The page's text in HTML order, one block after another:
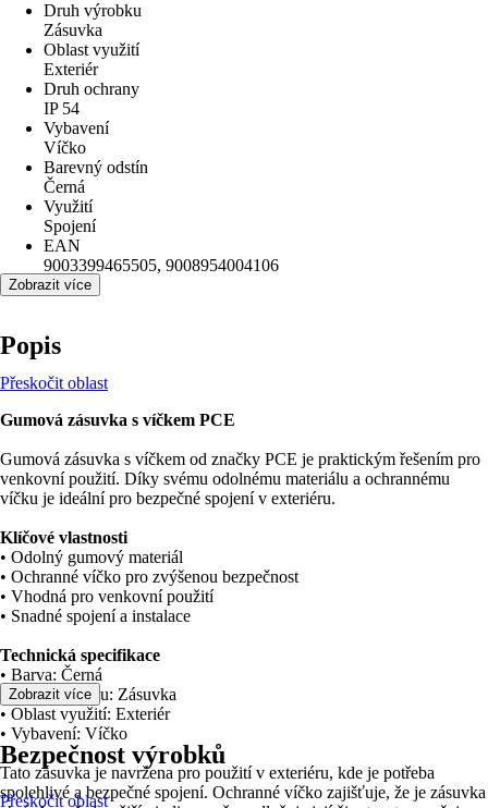
Druh výrobku
Zásuvka
Oblast využití
Exteriér
Druh ochrany
IP 54
Vybavení
Víčko
Barevný odstín
Černá
Využití
Spojení
EAN
9003399465505, 9008954004106
Zobrazit více
Popis
Přeskočit oblast
Gumová zásuvka s víčkem PCE
Gumová zásuvka s víčkem od značky PCE je praktickým řešením pro
venkovní použití. Díky svému odolnému materiálu a ochrannému
víčku je ideální pro bezpečné spojení v exteriéru.
Klíčové vlastnosti
• Odolný gumový materiál
• Ochranné víčko pro zvýšenou bezpečnost
• Vhodná pro venkovní použití
• Snadné spojení a instalace
Technická specifikace
• Barva: Černá
• Druh výrobku: Zásuvka
• Oblast využití: Exteriér
• Vybavení: Víčko
Tato zásuvka je navržena pro použití v exteriéru, kde je potřeba
spolehlivé a bezpečné spojení. Ochranné víčko zajišťuje, že je zásuvka
Zobrazit více
Bezpečnost výrobků
Přeskočit oblast